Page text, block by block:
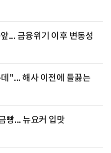
... 금융위기 이후 변동성
"... 해사 이전에 들끓는
빵... 뉴요커 입맛